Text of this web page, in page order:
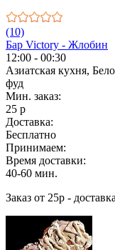
(10)
Бар Victory - Жлобин
12:00 - 00:30
Азиатская кухня,
фуд
Мин. заказ:
25 р
Доставка:
Бесплатно
Принимаем:
Время доставки:
40-60 мин.
Заказ от 25р -